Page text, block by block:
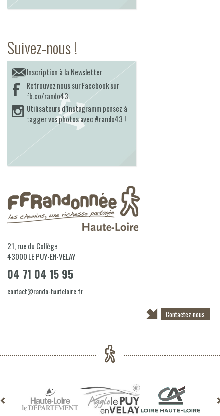
Suivez-nous !
Inscription à la Newsletter
Retrouvez nous sur Facebook sur
fb.co/rando43
Utilisateurs d’Instagramm pensez à
tagger vos photos avec #rando43 !
21, rue du Collège
43000 LE PUY-EN-VELAY
04 71 04 15 95
contact@rando-hauteloire.fr
Contactez-nous